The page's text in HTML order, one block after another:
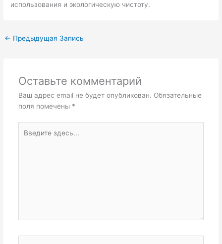
использования и экологическую чистоту.
← Предыдущая Запись
Оставьте комментарий
Ваш адрес email не будет опубликован. Обязательные
поля помечены *
здесь...